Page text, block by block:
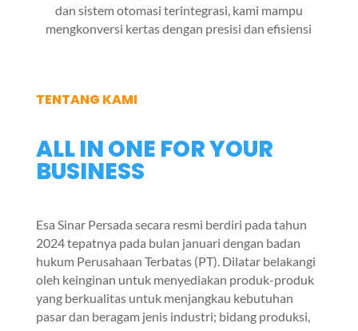
dan sistem otomasi terintegrasi, kami mampu
mengkonversi kertas dengan presisi dan efisiensi
TENTANG KAMI
ALL IN ONE FOR YOUR
BUSINESS
Esa Sinar Persada secara resmi berdiri pada tahun
2024 tepatnya pada bulan januari dengan badan
hukum Perusahaan Terbatas (PT). Dilatar belakangi
oleh keinginan untuk menyediakan produk-produk
yang berkualitas untuk menjangkau kebutuhan
pasar dan beragam jenis industri; bidang produksi,